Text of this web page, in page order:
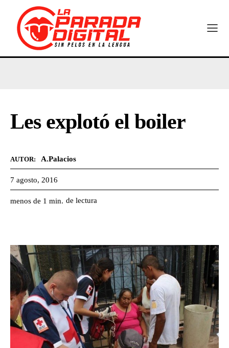
Les explotó el boiler
AUTOR: A.Palacios
7 agosto, 2016
menos de 1 min. de lectura